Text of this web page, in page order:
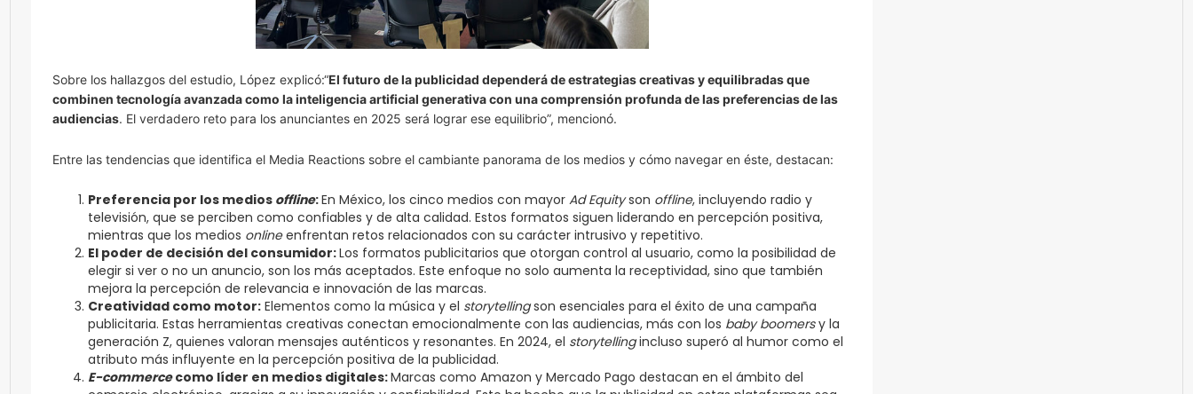
Sobre los hallazgos del estudio, López explicó:“El futuro de la publicidad dependerá de estrategias creativas y equilibradas que
combinen tecnología avanzada como la inteligencia artificial generativa con una comprensión profunda de las preferencias de las
audiencias. El verdadero reto para los anunciantes en 2025 será lograr ese equilibrio”, mencionó.
Entre las tendencias que identifica el Media Reactions sobre el cambiante panorama de los medios y cómo navegar en éste, destacan:
Preferencia por los medios offline:En México, los cinco medios con mayor Ad Equityson offline, incluyendo radio y
televisión, que se perciben como confiables y de alta calidad. Estos formatos siguen liderando en percepción positiva,
mientras que los medios onlineenfrentan retos relacionados con su carácter intrusivo y repetitivo​.
El poder de decisión del consumidor:Los formatos publicitarios que otorgan control al usuario, como la posibilidad de
elegir si ver o no un anuncio, son los más aceptados. Este enfoque no solo aumenta la receptividad, sino que también
mejora la percepción de relevancia e innovación de las marcas​.
Creatividad como motor: Elementos como la música y el storytellingson esenciales para el éxito de una campaña
publicitaria. Estas herramientas creativas conectan emocionalmente con las audiencias, más con los baby boomersy la
generación Z, quienes valoran mensajes auténticos y resonantes. En 2024, el storytellingincluso superó al humor como el
atributo más influyente en la percepción positiva de la publicidad​.
E-commercecomo líder en medios digitales:Marcas como Amazon y Mercado Pago destacan en el ámbito del